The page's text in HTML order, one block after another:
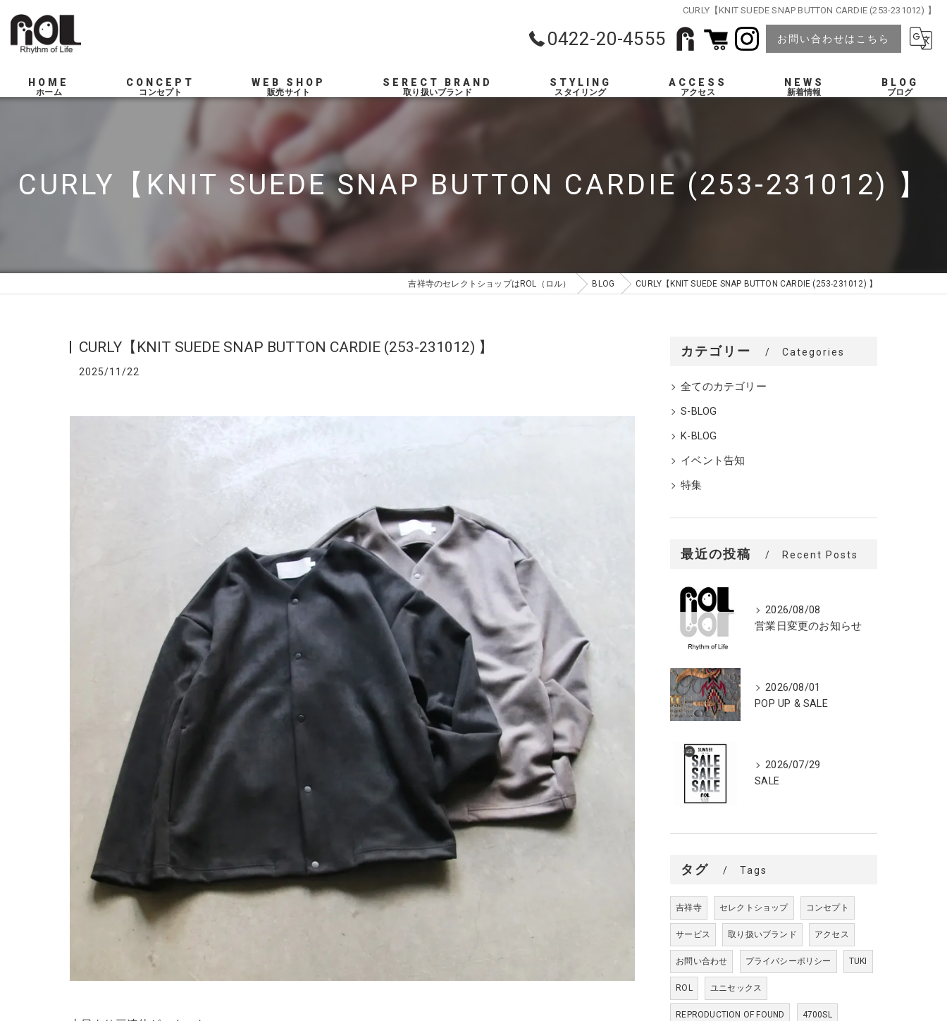
CURLY【KNIT SUEDE SNAP BUTTON CARDIE (253-231012) 】
0422-20-4555 お問い合わせはこちら
HOME CONCEPT WEB SHOP SERECT BRAND STYLING ACCESS NEWS BLOG
CURLY【KNIT SUEDE SNAP BUTTON CARDIE (253-231012) 】
吉祥寺のセレクトショップはROL（ロル） BLOG CURLY【KNIT SUEDE SNAP BUTTON CARDIE (253-231012) 】
CURLY【KNIT SUEDE SNAP BUTTON CARDIE (253-231012) 】
2025/11/22
カテゴリー Categories
全てのカテゴリー
S-BLOG
K-BLOG
イベント告知
特集
最近の投稿 Recent Posts
2026/08/08
営業日変更のお知らせ
2026/08/01
POP UP & SALE
2026/07/29
SALE
タグ Tags
吉祥寺 セレクトショップ コンセプト
サービス 取り扱いブランド アクセス
お問い合わせ プライバシーポリシー TUKI
ROL ユニセックス
REPRODUCTION OF FOUND 4700SL